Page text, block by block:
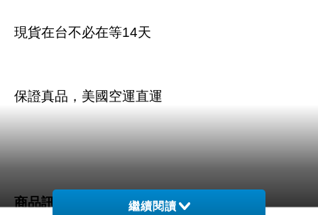
現貨在台不必在等14天
保證真品，美國空運直運
商品訊息描述 繼續閱讀